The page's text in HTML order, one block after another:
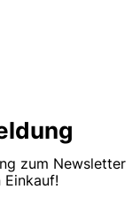
zum Newsletter
Einkauf!